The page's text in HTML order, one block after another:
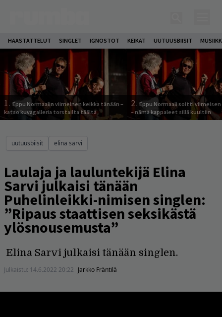
HAASTATTELUT SINGLET IGNOSTOT KEIKAT UUTUUSBIISIT
1. Eppu Normaalin viimeinen keikka tänään –
katso kuvagalleria torstailta täältä
2. Eppu Normaali soitti viimeisen
– nämä kappaleet sillä kuultiin
uutuusbiisit elina sarvi
Laulaja ja lauluntekijä Elina
Sarvi julkaisi tänään
Puhelinleikki-nimisen singlen:
”Ripaus staattisen seksikästä
ylösnousemusta”
Elina Sarvi julkaisi tänään singlen.
Julkaistu: 14.6.2022 20:22 Jarkko Fräntilä